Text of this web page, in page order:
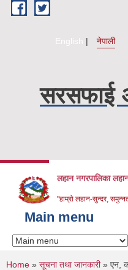
Skip to main content
English नेपाली
सरसफाई
लहान नगरपालिका
"हाम्रो लहान-सुन्दर,
Main menu
Home » सूचना तथा जानकारी» एन,